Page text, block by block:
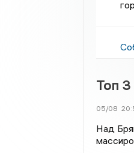
Топ 3
05/08
Над